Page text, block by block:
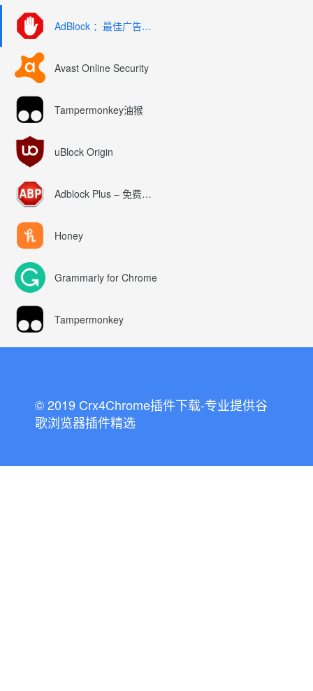
AdBlock ：最佳广告拦截工具
Avast Online Security
Tampermonkey油猴
uBlock Origin
Adblock Plus – 免费的广告拦截器
Honey
Grammarly for Chrome
Tampermonkey
© 2019 Crx4Chrome插件下载-专业提供谷
歌浏览器插件精选